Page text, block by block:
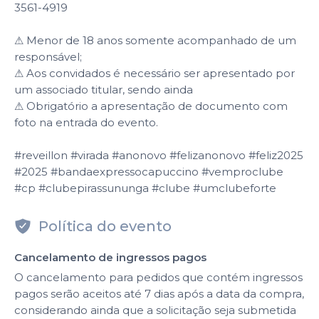
3561-4919
⚠ Menor de 18 anos somente acompanhado de um
responsável;
⚠ Aos convidados é necessário ser apresentado por
um associado titular, sendo ainda
⚠ Obrigatório a apresentação de documento com
foto na entrada do evento.
#reveillon #virada #anonovo #felizanonovo #feliz2025
#2025 #bandaexpressocapuccino #vemproclube
#cp #clubepirassununga #clube #umclubeforte
Política do evento
Cancelamento de ingressos pagos
O cancelamento para pedidos que contém ingressos
pagos serão aceitos até 7 dias após a data da compra,
considerando ainda que a solicitação seja submetida